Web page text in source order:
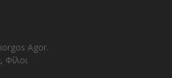
Agor.
, Φίλοι